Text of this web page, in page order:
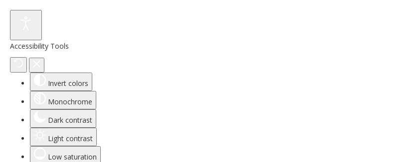
Accessibility Tools
Invert colors
Monochrome
Dark contrast
Light contrast
Low saturation